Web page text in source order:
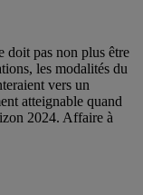
doit pas non plus être
les modalités du
vers un
atteignable quand
2024. Affaire à